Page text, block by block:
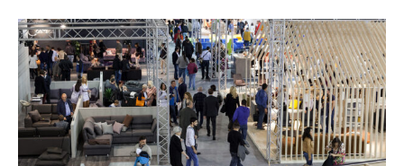
View
Larger
Image